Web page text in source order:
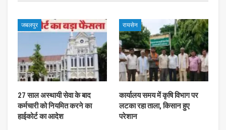
जबलपुर
27 साल अस्थायी सेवा के बाद
कर्मचारी को नियमित करने का
हाईकोर्ट का आदेश
रायसेन
कार्यालय समय में कृषि विभाग पर
लटका रहा ताला, किसान हुए
परेशान